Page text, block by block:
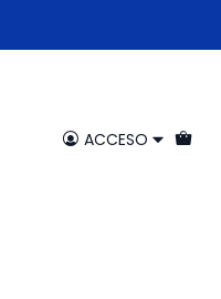
ACCESO
AND